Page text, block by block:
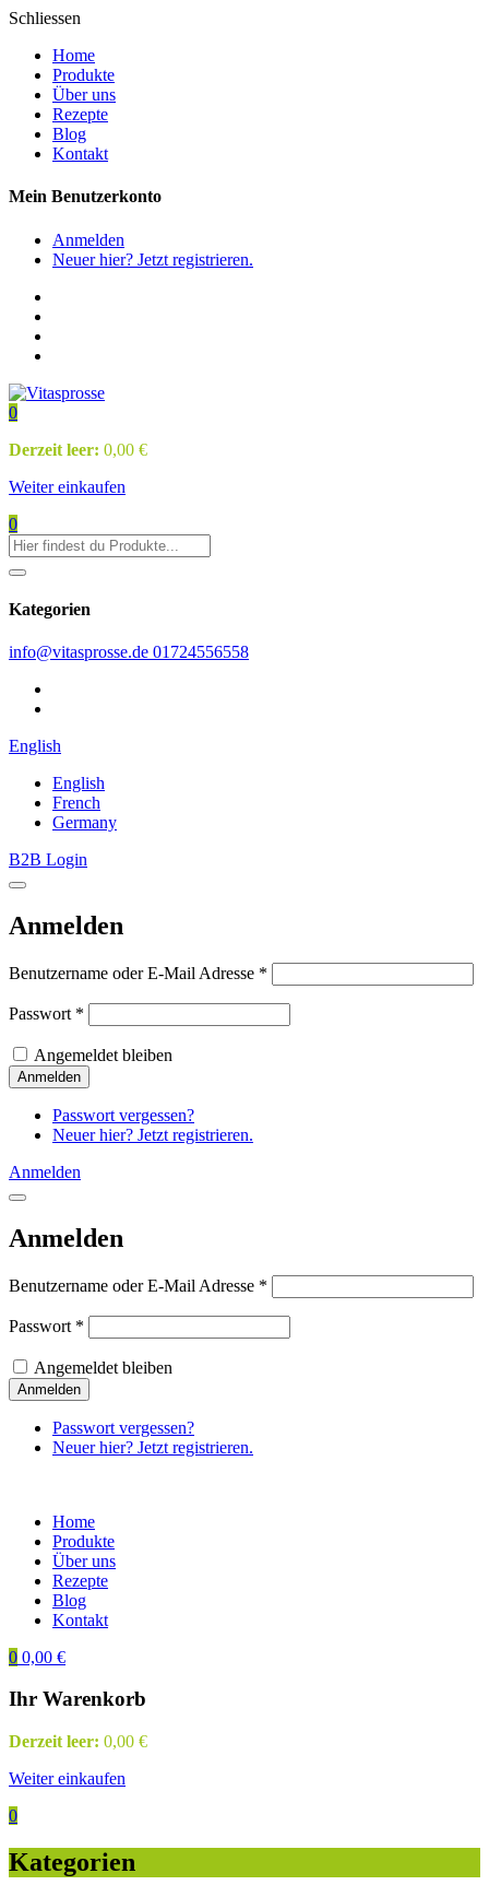
Schliessen
Home
Produkte
Über uns
Rezepte
Blog
Kontakt
Mein Benutzerkonto
Anmelden
Neuer hier? Jetzt registrieren.
0
Derzeit leer: 0,00 €
Weiter einkaufen
0
Kategorien
info@vitasprosse.de 01724556558
English
English
French
Germany
B2B Login
Anmelden
Benutzername oder E-Mail Adresse *
Passwort *
Angemeldet bleiben
Passwort vergessen?
Neuer hier? Jetzt registrieren.
Anmelden
Anmelden
Benutzername oder E-Mail Adresse *
Passwort *
Angemeldet bleiben
Passwort vergessen?
Neuer hier? Jetzt registrieren.
Home
Produkte
Über uns
Rezepte
Blog
Kontakt
0 0,00 €
Ihr Warenkorb
Derzeit leer: 0,00 €
Weiter einkaufen
0
Kategorien